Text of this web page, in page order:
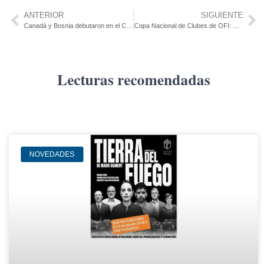
ANTERIOR SIGUIENTE
Lecturas recomendadas
NOVEDADES